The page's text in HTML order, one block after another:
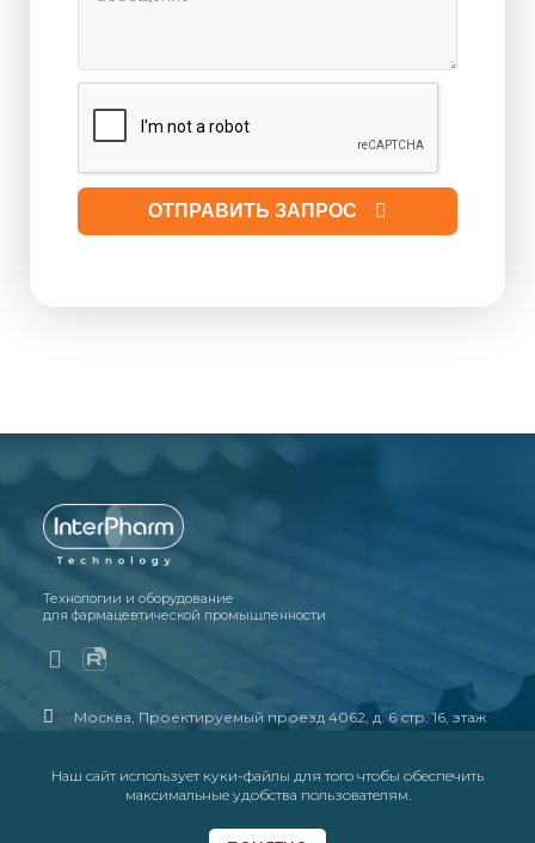
ОТПРАВИТЬ ЗАПРОС
Технологии и оборудование
для фармацевтической промышленности
Москва, Проектируемый проезд 4062, д. 6 стр. 16, этаж
+7 (495) 109-0404
Наш сайт использует куки-файлы для того чтобы обеспечить
максимальные удобства пользователям.